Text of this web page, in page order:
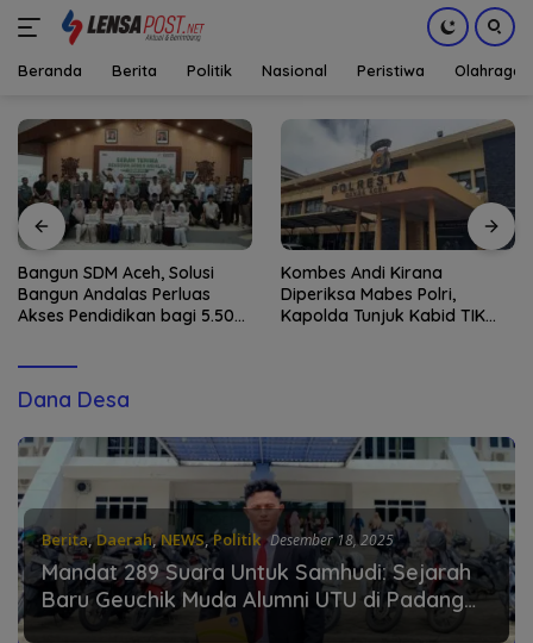
konten
Beranda Berita Politik Nasional Peristiwa Olahraga
Bangun SDM Aceh, Solusi
Bangun Andalas Perluas
Akses Pendidikan bagi 5.500
Kombes Andi Kirana
Diperiksa Mabes Polri,
Kapolda Tunjuk Kabid TIK
Dana Desa
Berita,Daerah,NEWS,Politik Desember 18, 2025
Mandat 289 Suara Untuk Samhudi: Sejarah
Baru Geuchik Muda Alumni UTU di Padang
Bakau